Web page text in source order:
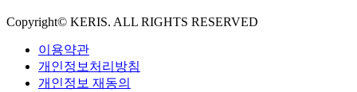
Copyright© KERIS. ALL RIGHTS RESERVED
이용약관
개인정보처리방침
개인정보 재동의